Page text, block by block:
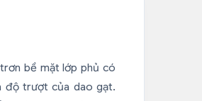
bề mặt lớp phủ có
độ trượt của dao gạt.